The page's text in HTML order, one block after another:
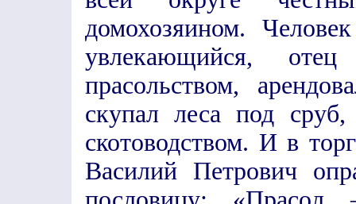
домохозяином.
увлекающийся,
прасольством,
скупал леса под сруб,
скотоводством. И в
Василий Петрович